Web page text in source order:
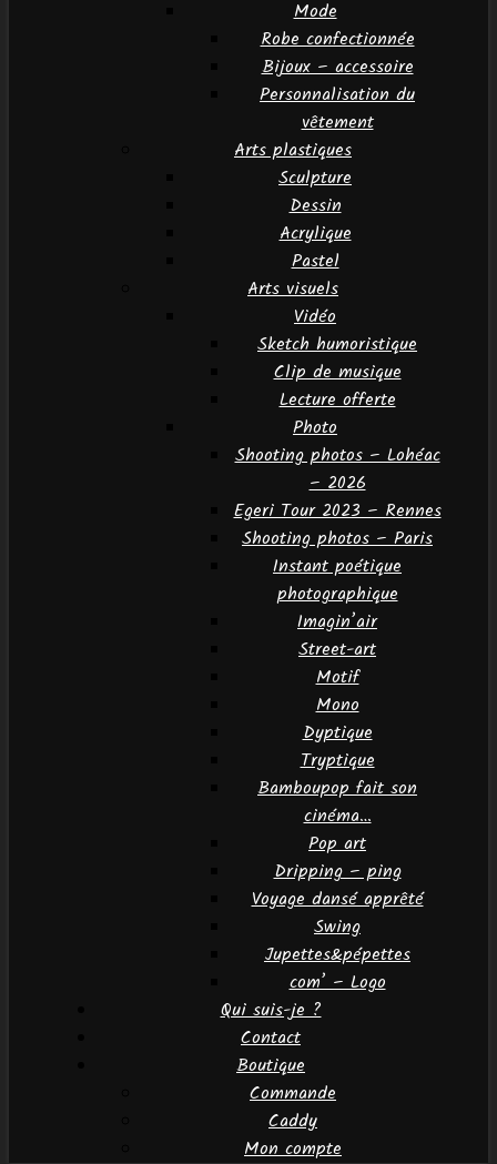
Mode
Robe confectionnée
Bijoux – accessoire
Personnalisation du
vêtement
Arts plastiques
Sculpture
Dessin
Acrylique
Pastel
Arts visuels
Vidéo
Sketch humoristique
Clip de musique
Lecture offerte
Photo
Shooting photos – Lohéac
– 2026
Egeri Tour 2023 – Rennes
Shooting photos – Paris
Instant poétique
photographique
Imagin’air
Street-art
Motif
Mono
Dyptique
Tryptique
Bamboupop fait son
cinéma…
Pop art
Dripping – ping
Voyage dansé apprêté
Swing
Jupettes&pépettes
com’ – Logo
Qui suis-je ?
Contact
Boutique
Commande
Caddy
Mon compte